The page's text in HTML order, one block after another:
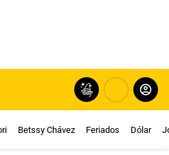
Betssy Chávez Feriados Dólar